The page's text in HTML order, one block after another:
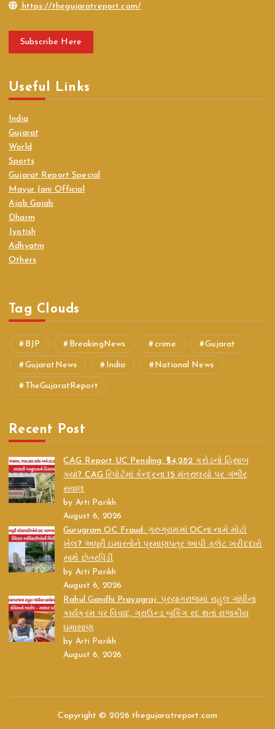
https://thegujaratreport.com/
Subscribe Here
Useful Links
India
Gujarat
World
Sports
Gujarat Report Special
Mayur Jani Official
Ajab Gajab
Dharm
Jyotish
Adhyatm
Others
Tag Clouds
BJP BreakingNews crime Gujarat
GujaratNews India National News
TheGujaratReport
Recent Post
CAG Report UC Pending: ₹54,282 કરોડનો હિસાબ
ક્યાં? CAG રિપોર્ટમાં કેન્દ્રના 15 મંત્રાલયો પર ગંભીર
સવાલ
by Arti Parikh
August 6, 2026
Gurugram OC Fraud: ગુરુગ્રામમાં OCના નામે મોટો
ખેલ? અધૂરી ઇમારતોને પ્રમાણપત્ર આપી ફ્લેટ ખરીદદારો
સાથે છેતરપિંડી
by Arti Parikh
August 6, 2026
Rahul Gandhi Prayagraj: પ્રયાગરાજમાં રાહુલ ગાંધીના
કાર્યક્રમ પર વિવાદ, ગ્રાઉન્ડ બુકિંગ રદ થતાં રાજકીય
ઘમાસાણ
by Arti Parikh
August 6, 2026
Copyright © 2026 thegujaratreport.com